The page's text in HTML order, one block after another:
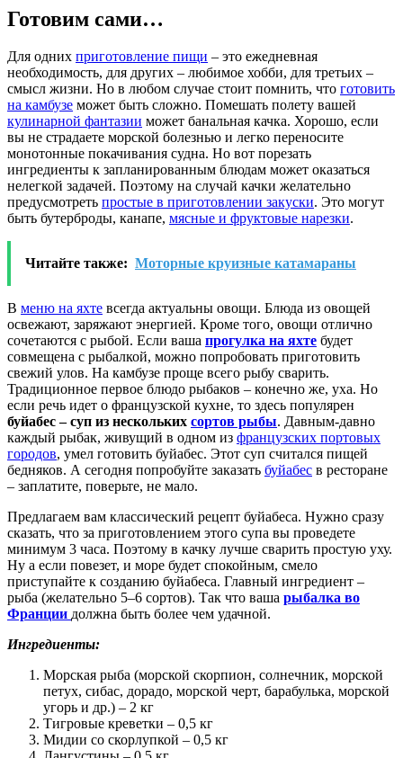
Готовим сами…
Для одних приготовление пищи – это ежедневная
необходимость, для других – любимое хобби, для третьих –
смысл жизни. Но в любом случае стоит помнить, что готовить
на камбузе может быть сложно. Помешать полету вашей
кулинарной фантазии может банальная качка. Хорошо, если
вы не страдаете морской болезнью и легко переносите
монотонные покачивания судна. Но вот порезать
ингредиенты к запланированным блюдам может оказаться
нелегкой задачей. Поэтому на случай качки желательно
предусмотреть простые в приготовлении закуски. Это могут
быть бутерброды, канапе, мясные и фруктовые нарезки.
Читайте также: Моторные круизные катамараны
В меню на яхте всегда актуальны овощи. Блюда из овощей
освежают, заряжают энергией. Кроме того, овощи отлично
сочетаются с рыбой. Если ваша прогулка на яхте будет
совмещена с рыбалкой, можно попробовать приготовить
свежий улов. На камбузе проще всего рыбу сварить.
Традиционное первое блюдо рыбаков – конечно же, уха. Но
если речь идет о французской кухне, то здесь популярен
буйабес – суп из нескольких сортов рыбы. Давным-давно
каждый рыбак, живущий в одном из французских портовых
городов, умел готовить буйабес. Этот суп считался пищей
бедняков. А сегодня попробуйте заказать буйабес в ресторане
– заплатите, поверьте, не мало.
Предлагаем вам классический рецепт буйабеса. Нужно сразу
сказать, что за приготовлением этого супа вы проведете
минимум 3 часа. Поэтому в качку лучше сварить простую уху.
Ну а если повезет, и море будет спокойным, смело
приступайте к созданию буйабеса. Главный ингредиент –
рыба (желательно 5–6 сортов). Так что ваша рыбалка во
Франции должна быть более чем удачной.
Ингредиенты:
Морская рыба (морской скорпион, солнечник, морской
петух, сибас, дорадо, морской черт, барабулька, морской
угорь и др.) – 2 кг
Тигровые креветки – 0,5 кг
Мидии со скорлупкой – 0,5 кг